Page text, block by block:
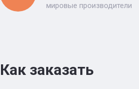
мировые производители
Как заказать